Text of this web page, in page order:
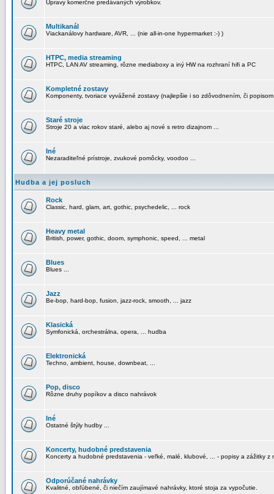
Úpravy komerčne predávaných výrobkov.
Multikanál
Viackanálovy hardware, AVR, ... (nie all-in-one hypermarket :-) )
HTPC, media streaming
HTPC, LAN AV streaming, rôzne mediaboxy a iný HW na rozhraní hifi a PC
Kompletné zostavy
Komponenty, tvoriace vyvážené zostavy (najlepšie i so zdôvodnením, či
Staré stroje
Stroje 20 a viac rokov staré, alebo aj nové s retro dizajnom ...
Iné
Nezaraditeľné prístroje, zvukové pomôcky, voodoo ...
Hudba a jej posluch
Rock
Classic, hard, glam, art, gothic, psychedelic, ... rock
Heavy metal
British, power, gothic, doom, symphonic, speed, ... metal
Blues
Blues ...
Jazz
Be-bop, hard-bop, fusion, jazz-rock, smooth, ... jazz
Klasická
Symfonická, orchestrálna, opera, ... hudba
Elektronická
Techno, ambient, house, downbeat, ...
Pop, disco
Rôzne druhy popíkov a disco nahrávok
Iné
Ostatné štýly hudby ...
Koncerty, hudobné predstavenia
Koncerty a hudobné predstavenia - veľké, malé, klubové, ... - popisy a zážitky z
Odporúčané nahrávky
Kvalitné, obľúbené, či niečím zaujímavé nahrávky, ktoré stoja za vypočutie.